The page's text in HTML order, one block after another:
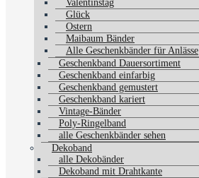
Valentinstag
Glück
Ostern
Maibaum Bänder
Alle Geschenkbänder für Anlässe
Geschenkband Dauersortiment
Geschenkband einfarbig
Geschenkband gemustert
Geschenkband kariert
Vintage-Bänder
Poly-Ringelband
alle Geschenkbänder sehen
Dekoband
alle Dekobänder
Dekoband mit Drahtkante